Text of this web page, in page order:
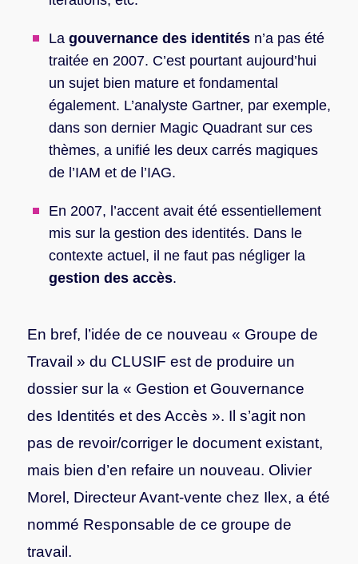
La gouvernance des identitésn’a pas été
traitée en 2007. C’est pourtant aujourd’hui
un sujet bien mature et fondamental
également. L’analyste Gartner, par exemple,
dans son dernier Magic Quadrant sur ces
thèmes, a unifié les deux carrés magiques
de l’IAM et de l’IAG.
En 2007, l’accent avait été essentiellement
mis sur la gestion des identités. Dans le
contexte actuel, il ne faut pas négliger la
gestion des accès.
En bref, l’idée de ce nouveau « Groupe de
Travail » du CLUSIF est de produire un
dossier sur la « Gestion et Gouvernance
des Identités et des Accès ». Il s’agit non
pas de revoir/corriger le document existant,
mais bien d’en refaire un nouveau. Olivier
Morel, Directeur Avant-vente chez Ilex, a été
nommé Responsable de ce groupe de
travail.